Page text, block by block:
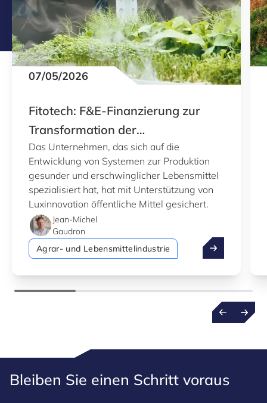
07/05/2026
Fitotech: F&E-Finanzierung zur
Transformation der
Stadtlandwirtschaft
Das Unternehmen, das sich auf die
Entwicklung von Systemen zur Produktion
gesunder und erschwinglicher Lebensmittel
spezialisiert hat, hat mit Unterstützung von
Luxinnovation öffentliche Mittel gesichert.
Jean-Michel
Gaudron
Agrar- und Lebensmittelindustrie
Fitotech:
Bleiben Sie einen Schritt voraus